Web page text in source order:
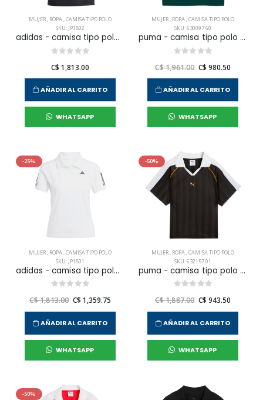
MUJER, ROPA,CAMISA TIPO POLO
SKU: JP1802
adidas - camisa tipo polo club polo para mujer
C$ 1,813.00
AÑADIR AL CARRITO
WHATSAPP
MUJER, ROPA,CAMISA TIPO POLO
SKU: 630097 60
puma - camisa tipo polo #¿nombre? para mujer
C$ 1,961.00 C$ 980.50
AÑADIR AL CARRITO
WHATSAPP
-25%
MUJER, ROPA,CAMISA TIPO POLO
SKU: JP1801
adidas - camisa tipo polo club polo para mujer
C$ 1,813.00 C$ 1,359.75
AÑADIR AL CARRITO
WHATSAPP
-50%
MUJER, ROPA,CAMISA TIPO POLO
SKU: 632157 01
puma - camisa tipo polo t7 relaxed para mujer
C$ 1,887.00 C$ 943.50
AÑADIR AL CARRITO
WHATSAPP
-50%